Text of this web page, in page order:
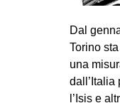
Dal
Torino
una
dall’Italia
l’Isis e